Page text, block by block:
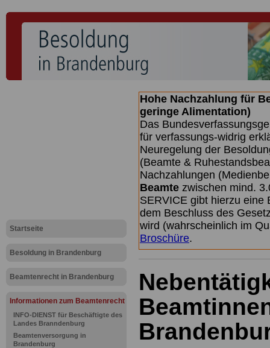
Startseite
Besoldung in Brandenburg
Beamtenrecht in Brandenburg
Informationen zum Beamtenrecht
INFO-DIENST für Beschäftigte des
Landes Branndenburg
Beamtenversorgung in
Brandenburg
Hohe Nachzahlung für
geringe Alimentation)
Das
für verfassungs-widrig
Neuregelung der
(Beamte &
Nachzahlungen
Beamte zwischen mind.
SERVICE gibt hierzu eine
dem Beschluss des
wird (wahrscheinlich im
Broschüre.